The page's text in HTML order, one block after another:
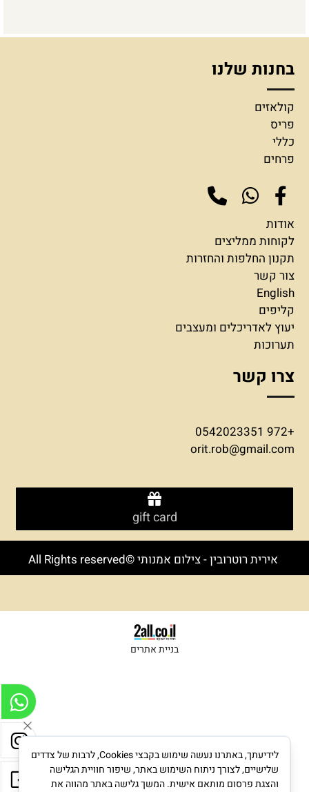
בחנות שלנו
קולאזים
פריס
כללי
פרחים
אודות
לקוחות ממליצים
תקנון החלפות והחזרות
צור קשר
English
קליפים
יעוץ לאדריכלים ומעצבים
תערוכות
צרו קשר
+972 0542023351
orit.rob@gmail.com
gift card
אירית רוטרובין - צילום אמנותי ©All Rights reserved
בניית אתרים
לידיעתך, באתרנו נעשה שימוש בקבצי Cookies, לרבות של צדדים
שלישיים, לצורך ניתוח השימוש באתר, שיפור חוויית הגלישה
והצגת פרסום מותאם אישית. המשך גלישה באתר מהווה את